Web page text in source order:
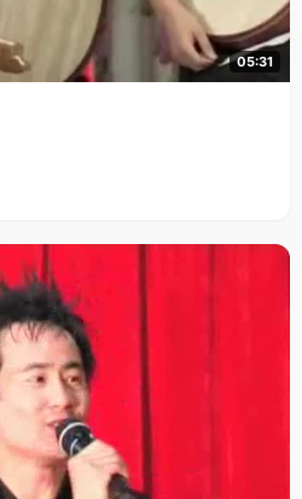
05:31